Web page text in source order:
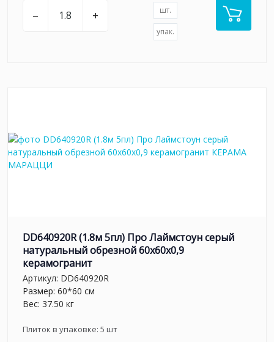
– + шт.
упак.
DD640920R (1.8м 5пл) Про Лаймстоун серый
натуральный обрезной 60x60x0,9
керамогранит
Артикул: DD640920R
Размер: 60*60 см
Вес: 37.50 кг
Плиток в упаковке: 5 шт